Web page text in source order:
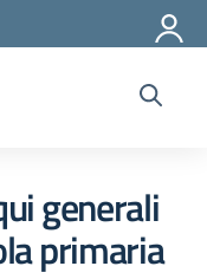
generali
primaria